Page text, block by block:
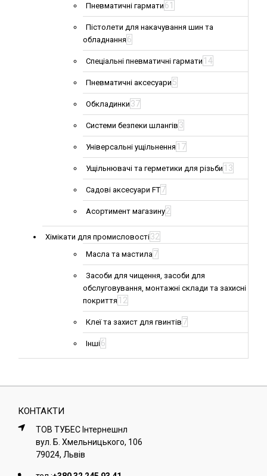
Пневматичні гармати 61
Пістолети для накачування шин та
обладнання 6
Спеціальні пневматичні гармати 14
Пневматичні аксесуари 5
Обкладинки 37
Системи безпеки шлангів 3
Універсальні ущільнення 17
Ущільнювачі та герметики для різьби 13
Садові аксесуари FT7
Асортимент магазину2
Хімікати для промисловості32
Масла та мастила7
Засоби для чищення, засоби для
обслуговування, монтажні склади та захисні
покриття 12
Клеї та захист для гвинтів 7
Інші6
КОНТАКТИ
ТОВ ТУБЕС Iнтернешнл
вул. Б. Хмельницького, 106
79024, Львiв